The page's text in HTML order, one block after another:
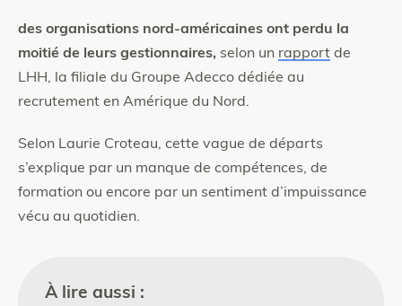
des organisations nord-américaines ont perdu la
moitié de leurs gestionnaires, selon un rapport de
LHH, la filiale du Groupe Adecco dédiée au
recrutement en Amérique du Nord.
Selon Laurie Croteau, cette vague de départs
s’explique par un manque de compétences, de
formation ou encore par un sentiment d’impuissance
vécu au quotidien.
À lire aussi :